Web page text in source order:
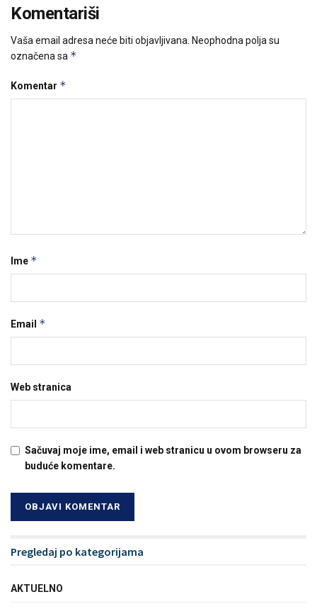
Komentariši
Vaša email adresa neće biti objavljivana. Neophodna polja su
označena sa *
Komentar *
Ime *
Email *
Web stranica
Sačuvaj moje ime, email i web stranicu u ovom browseru za
buduće komentare.
Pregledaj po kategorijama
AKTUELNO